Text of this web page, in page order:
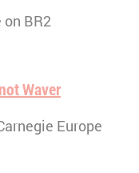
BR2
Waver
Europe